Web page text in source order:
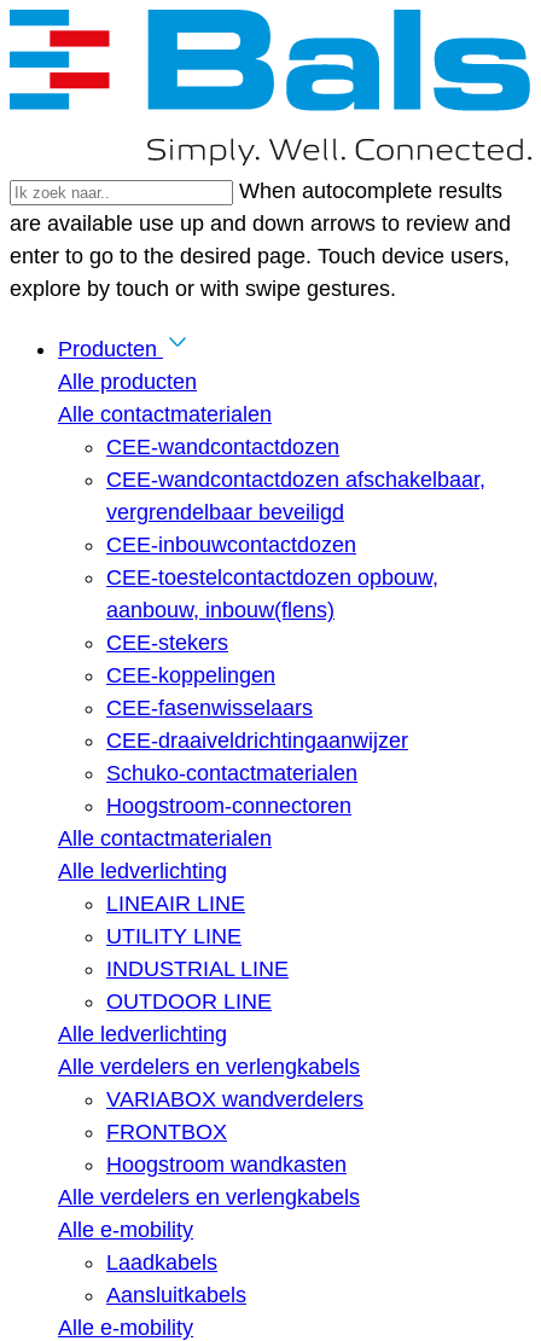
When autocomplete results
are available use up and down arrows to review and
enter to go to the desired page. Touch device users,
explore by touch or with swipe gestures.
Producten
Alle producten
Alle contactmaterialen
CEE-wandcontactdozen
CEE-wandcontactdozen afschakelbaar,
vergrendelbaar beveiligd
CEE-inbouwcontactdozen
CEE-toestelcontactdozen opbouw,
aanbouw, inbouw(flens)
CEE-stekers
CEE-koppelingen
CEE-fasenwisselaars
CEE-draaiveldrichtingaanwijzer
Schuko-contactmaterialen
Hoogstroom-connectoren
Alle contactmaterialen
Alle ledverlichting
LINEAIR LINE
UTILITY LINE
INDUSTRIAL LINE
OUTDOOR LINE
Alle ledverlichting
Alle verdelers en verlengkabels
VARIABOX wandverdelers
FRONTBOX
Hoogstroom wandkasten
Alle verdelers en verlengkabels
Alle e-mobility
Laadkabels
Aansluitkabels
Alle e-mobility